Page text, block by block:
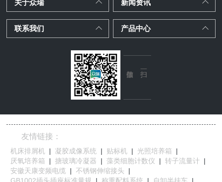
关于众瑞 新闻资讯
联系我们 产品中心
友情链接：
机床排屑机 | 凝胶成像系统 | 贴标机 | 光照培养箱
|
厌氧培养箱
| 搪玻璃冷凝器 | 藻类细胞计数仪 | 转子流量计 |
安徽天康变频电缆
| 不锈钢伸缩接头
|